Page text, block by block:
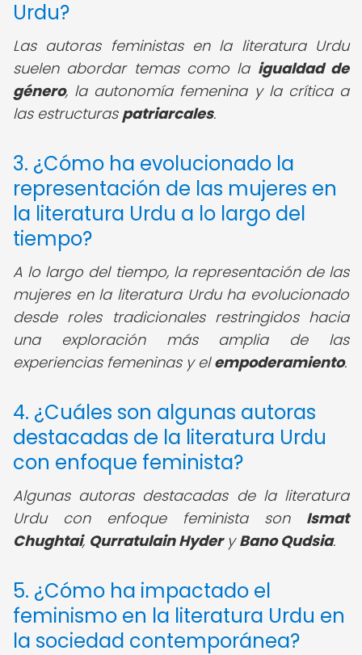
Urdu?
Las autoras feministas en la literatura Urdu
suelen abordar temas como la igualdad de
género, la autonomía femenina y la crítica a
las estructuras patriarcales.
3. ¿Cómo ha evolucionado la
representación de las mujeres en
la literatura Urdu a lo largo del
tiempo?
A lo largo del tiempo, la representación de las
mujeres en la literatura Urdu ha evolucionado
desde roles tradicionales restringidos hacia
una exploración más amplia de las
experiencias femeninas y elempoderamiento.
4. ¿Cuáles son algunas autoras
destacadas de la literatura Urdu
con enfoque feminista?
Algunas autoras destacadas de la literatura
Urdu con enfoque feminista son Ismat
Chughtai, Qurratulain HyderyBano Qudsia.
5. ¿Cómo ha impactado el
feminismo en la literatura Urdu en
la sociedad contemporánea?